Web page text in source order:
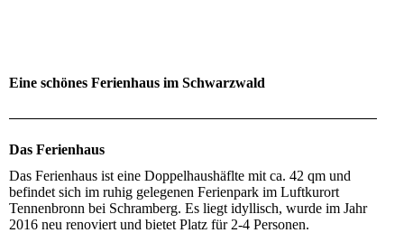
Eine schönes Ferienhaus im Schwarzwald
Das Ferienhaus
Das Ferienhaus ist eine Doppelhaushäflte mit ca. 42 qm und
befindet sich im ruhig gelegenen Ferienpark im Luftkurort
Tennenbronn bei Schramberg. Es liegt idyllisch, wurde im Jahr
2016 neu renoviert und bietet Platz für 2-4 Personen.